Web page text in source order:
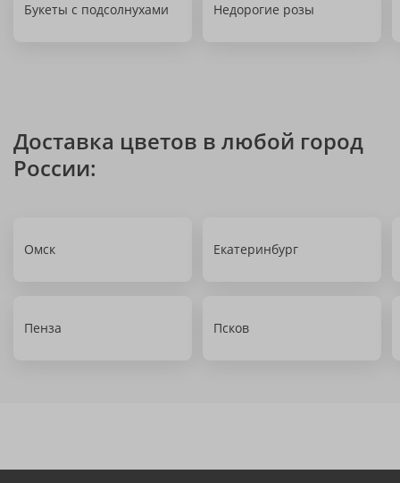
Букеты с подсолнухами Недорогие розы
Доставка цветов в любой город
России:
Омск Екатеринбург
Пенза Псков